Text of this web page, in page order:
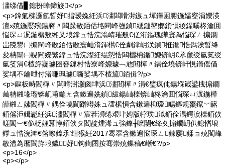
澅绨借▊鎴扮暐鍗旇</p>
<p>鎿氭檪灏氬晢妤揩瑷婏紝浜澅闆嗗湗鏃ュ墠鑸囦腑鍦嬬窔涓嬫渶
澶х殑鍦嬮殯鍚嶈〃闆跺敭銆佸垎閵峰強鍞緦鏈嶅嫏鎻愪緵鍟嗘柊瀹囬
悩琛ㄩ泦鍦樼敖缃叉埌鐣ュ悎浣滃崝璀般€傞洐鏂瑰皣寰為悩琛ㄥ搧鐗
岀殑鐢㈠搧閵峰敭銆佸敭寰屾湇鍕欍€佺劇鐣岄浂鍞拰鑱悎鎷涘晢绛
夋柟闈㈠睍闁嬫繁鍏ュ悎浣滐紝绲愬悎闆欐柟鍎嫝锛岄€氶亷绶氫笂绶
氫笅涓€楂斿寲璩囨簮鏁村悎寮峰嫝璩﹁兘閻樿〃鍝佺墝锛屽悓鏅傜偤
娑堣不鑰呭付渚嗛珮璩噺娑堣不楂旈銆偮?/p>
<p>鏂板畤閻樿〃闆嗗湗灏囪垏浜澅閻樿〃涓€璧疯伅鍚堢嵅鍙栧搧鐗
屾柟鎺堟瑠锛屼甫鍦ㄤ含鏉遍姺鍞紱鍚屾檪锛屾柊瀹囬悩琛ㄩ泦鍦樺
皣鎺ㄥ嫊閻樿〃鍝佺墝閫蹭竴姝ュ叆椐愪含鏉遍枊瑷畼鏂规棗鑹﹀簵
銆傜洰鍓嶏紝浜澅閻樿〃宸茬浉绻艰垏娉版牸璞泤銆佺湡鍔涙檪銆佽
暛閭︺€佹柉娌冪惇銆佽タ閻靛煄浠ュ強鎽╁嚒闄€绛夊搧鐗岄仈鎴愭埌
鐣ュ悎浣溿€傛暩鎿氶’绀猴紝2017骞翠含鏉遍悩琛ㄥ鍊嬮鍒ョ殑閵峰
敭澧為暦閬斿埌鐬妤钩鍧囨按骞崇殑鏁稿€嶃€?/p>
<p>16</p>
<p></p>